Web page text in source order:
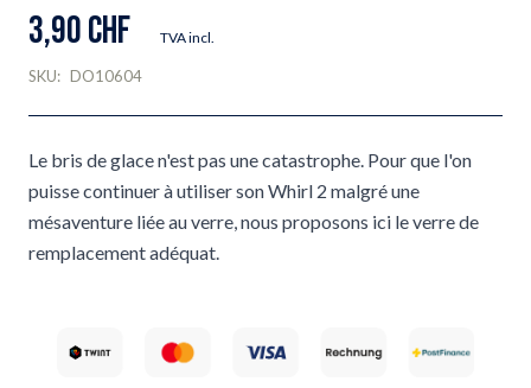
3,90 CHF TVA incl.
SKU: DO10604
Le bris de glace n'est pas une catastrophe. Pour que l'on
puisse continuer à utiliser son Whirl 2 malgré une
mésaventure liée au verre, nous proposons ici le verre de
remplacement adéquat.